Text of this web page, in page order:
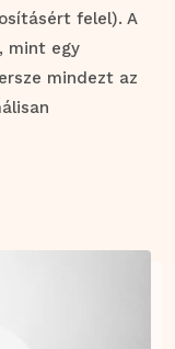
felel). A
mint egy
mindezt az